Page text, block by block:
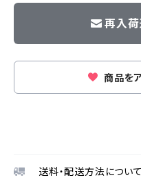
再入
商品を
送料・配送方法について